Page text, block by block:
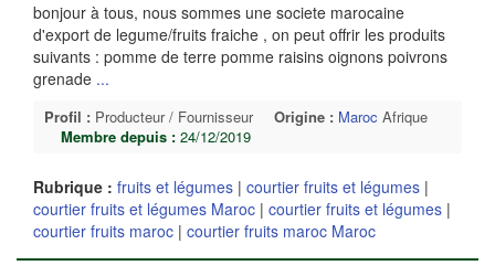
bonjour à tous, nous sommes une societe marocaine
d'export de legume/fruits fraiche , on peut offrir les produits
suivants : pomme de terre pomme raisins oignons poivrons
grenade ...
Profil : Producteur / Fournisseur Origine : Maroc Afrique
Membre depuis : 24/12/2019
Rubrique : fruits et légumes | courtier fruits et légumes |
courtier fruits et légumes Maroc | courtier fruits et légumes |
courtier fruits maroc | courtier fruits maroc Maroc